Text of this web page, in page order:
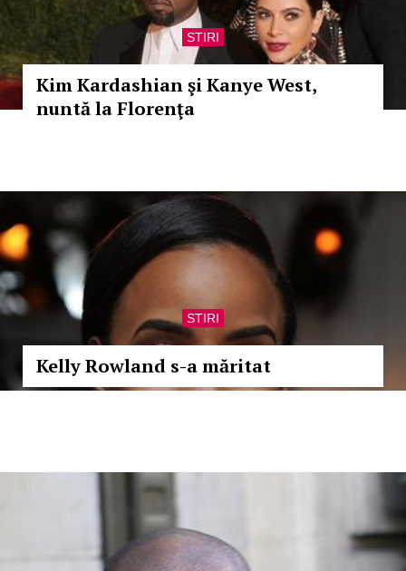
STIRI
Kim Kardashian şi Kanye West,
nuntă la Florenţa
STIRI
Kelly Rowland s-a măritat